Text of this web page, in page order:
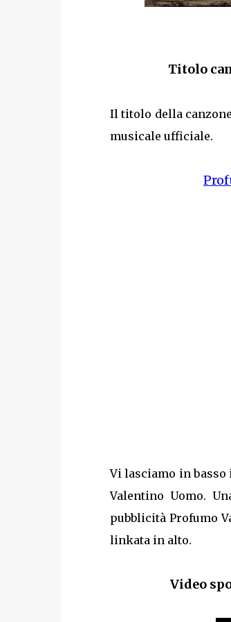
Titolo
Il titolo della
musicale ufficiale.
Vi lasciamo in
Valentino Uomo.
pubblicità Profumo
linkata in alto.
Video